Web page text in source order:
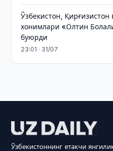
Ўзбекистон,
хонимлари «Олтин
буюрди
23:01 · 31/07
Ўзбекистоннинг етакчи